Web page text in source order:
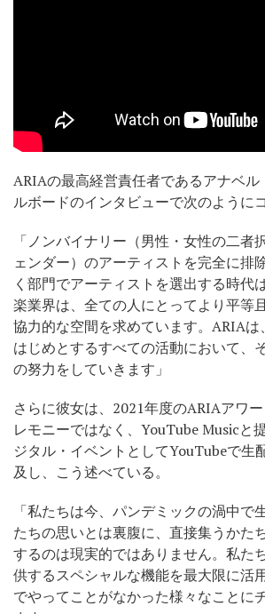
ARIAの最高経営責任者であるアナベ
ルボードのインタビューで次のように
「ノンバイナリー（男性・女性の二者
ェンダー）のアーティストを完全に排
く部門でアーティストを選出する時代
楽業界は、全ての人にとってより平等
協力的な空間を求めています。ARIA
はじめとするすべての活動において、
の努力をしていきます」
さらに彼女は、2021年度のARIAアワ
レモニーではなく、YouTube Musicと
ジタル・イベントとしてYouTubeで生
及し、こう述べている。
「私たちは今、パンデミックの渦中で
たちの思いとは裏腹に、直接集うかた
するのは現実的ではありません。私た
供するスペシャルな機能を最大限に活
でやってことがなかった様々なことに